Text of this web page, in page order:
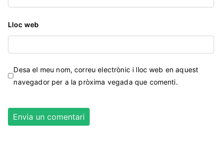
Lloc web
Desa el meu nom, correu electrònic i lloc web en aquest
navegador per a la pròxima vegada que comenti.